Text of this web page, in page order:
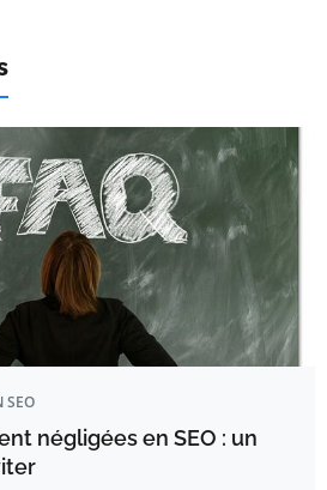
SEO
négligées en SEO : un